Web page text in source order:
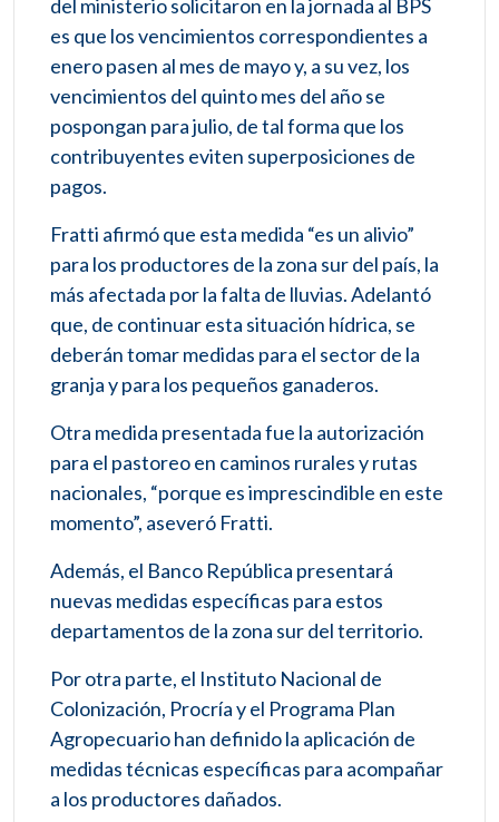
del ministerio solicitaron en la jornada al BPS
es que los vencimientos correspondientes a
enero pasen al mes de mayo y, a su vez, los
vencimientos del quinto mes del año se
pospongan para julio, de tal forma que los
contribuyentes eviten superposiciones de
pagos.
Fratti afirmó que esta medida “es un alivio”
para los productores de la zona sur del país, la
más afectada por la falta de lluvias. Adelantó
que, de continuar esta situación hídrica, se
deberán tomar medidas para el sector de la
granja y para los pequeños ganaderos.
Otra medida presentada fue la autorización
para el pastoreo en caminos rurales y rutas
nacionales, “porque es imprescindible en este
momento”, aseveró Fratti.
Además, el Banco República presentará
nuevas medidas específicas para estos
departamentos de la zona sur del territorio.
Por otra parte, el Instituto Nacional de
Colonización, Procría y el Programa Plan
Agropecuario han definido la aplicación de
medidas técnicas específicas para acompañar
a los productores dañados.